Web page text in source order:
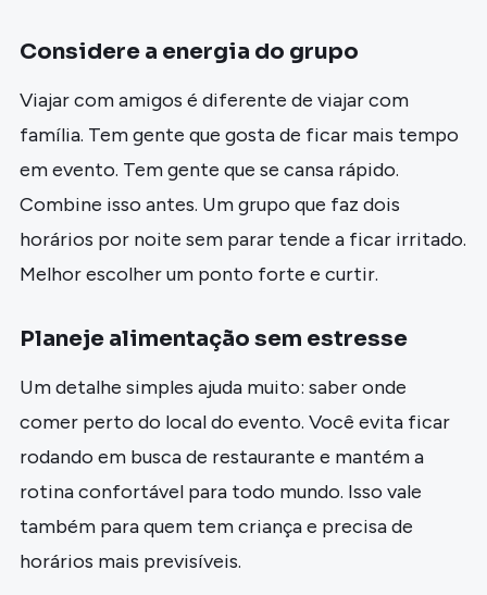
Considere a energia do grupo
Viajar com amigos é diferente de viajar com
família. Tem gente que gosta de ficar mais tempo
em evento. Tem gente que se cansa rápido.
Combine isso antes. Um grupo que faz dois
horários por noite sem parar tende a ficar irritado.
Melhor escolher um ponto forte e curtir.
Planeje alimentação sem estresse
Um detalhe simples ajuda muito: saber onde
comer perto do local do evento. Você evita ficar
rodando em busca de restaurante e mantém a
rotina confortável para todo mundo. Isso vale
também para quem tem criança e precisa de
horários mais previsíveis.